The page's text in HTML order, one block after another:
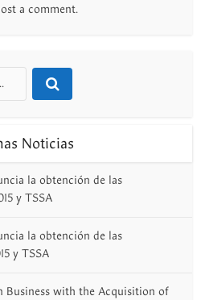
a comment.
Noticias
la obtención de las
y TSSA
la obtención de las
y TSSA
Business with the Acquisition of